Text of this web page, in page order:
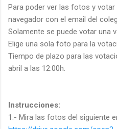
Para poder ver las fotos y
navegador con el email del
Solamente se puede votar una
Elige una sola foto para la
Tiempo de plazo para las
abril a las 12:00h.
Instrucciones:
1.- Mira las fotos del siguiente